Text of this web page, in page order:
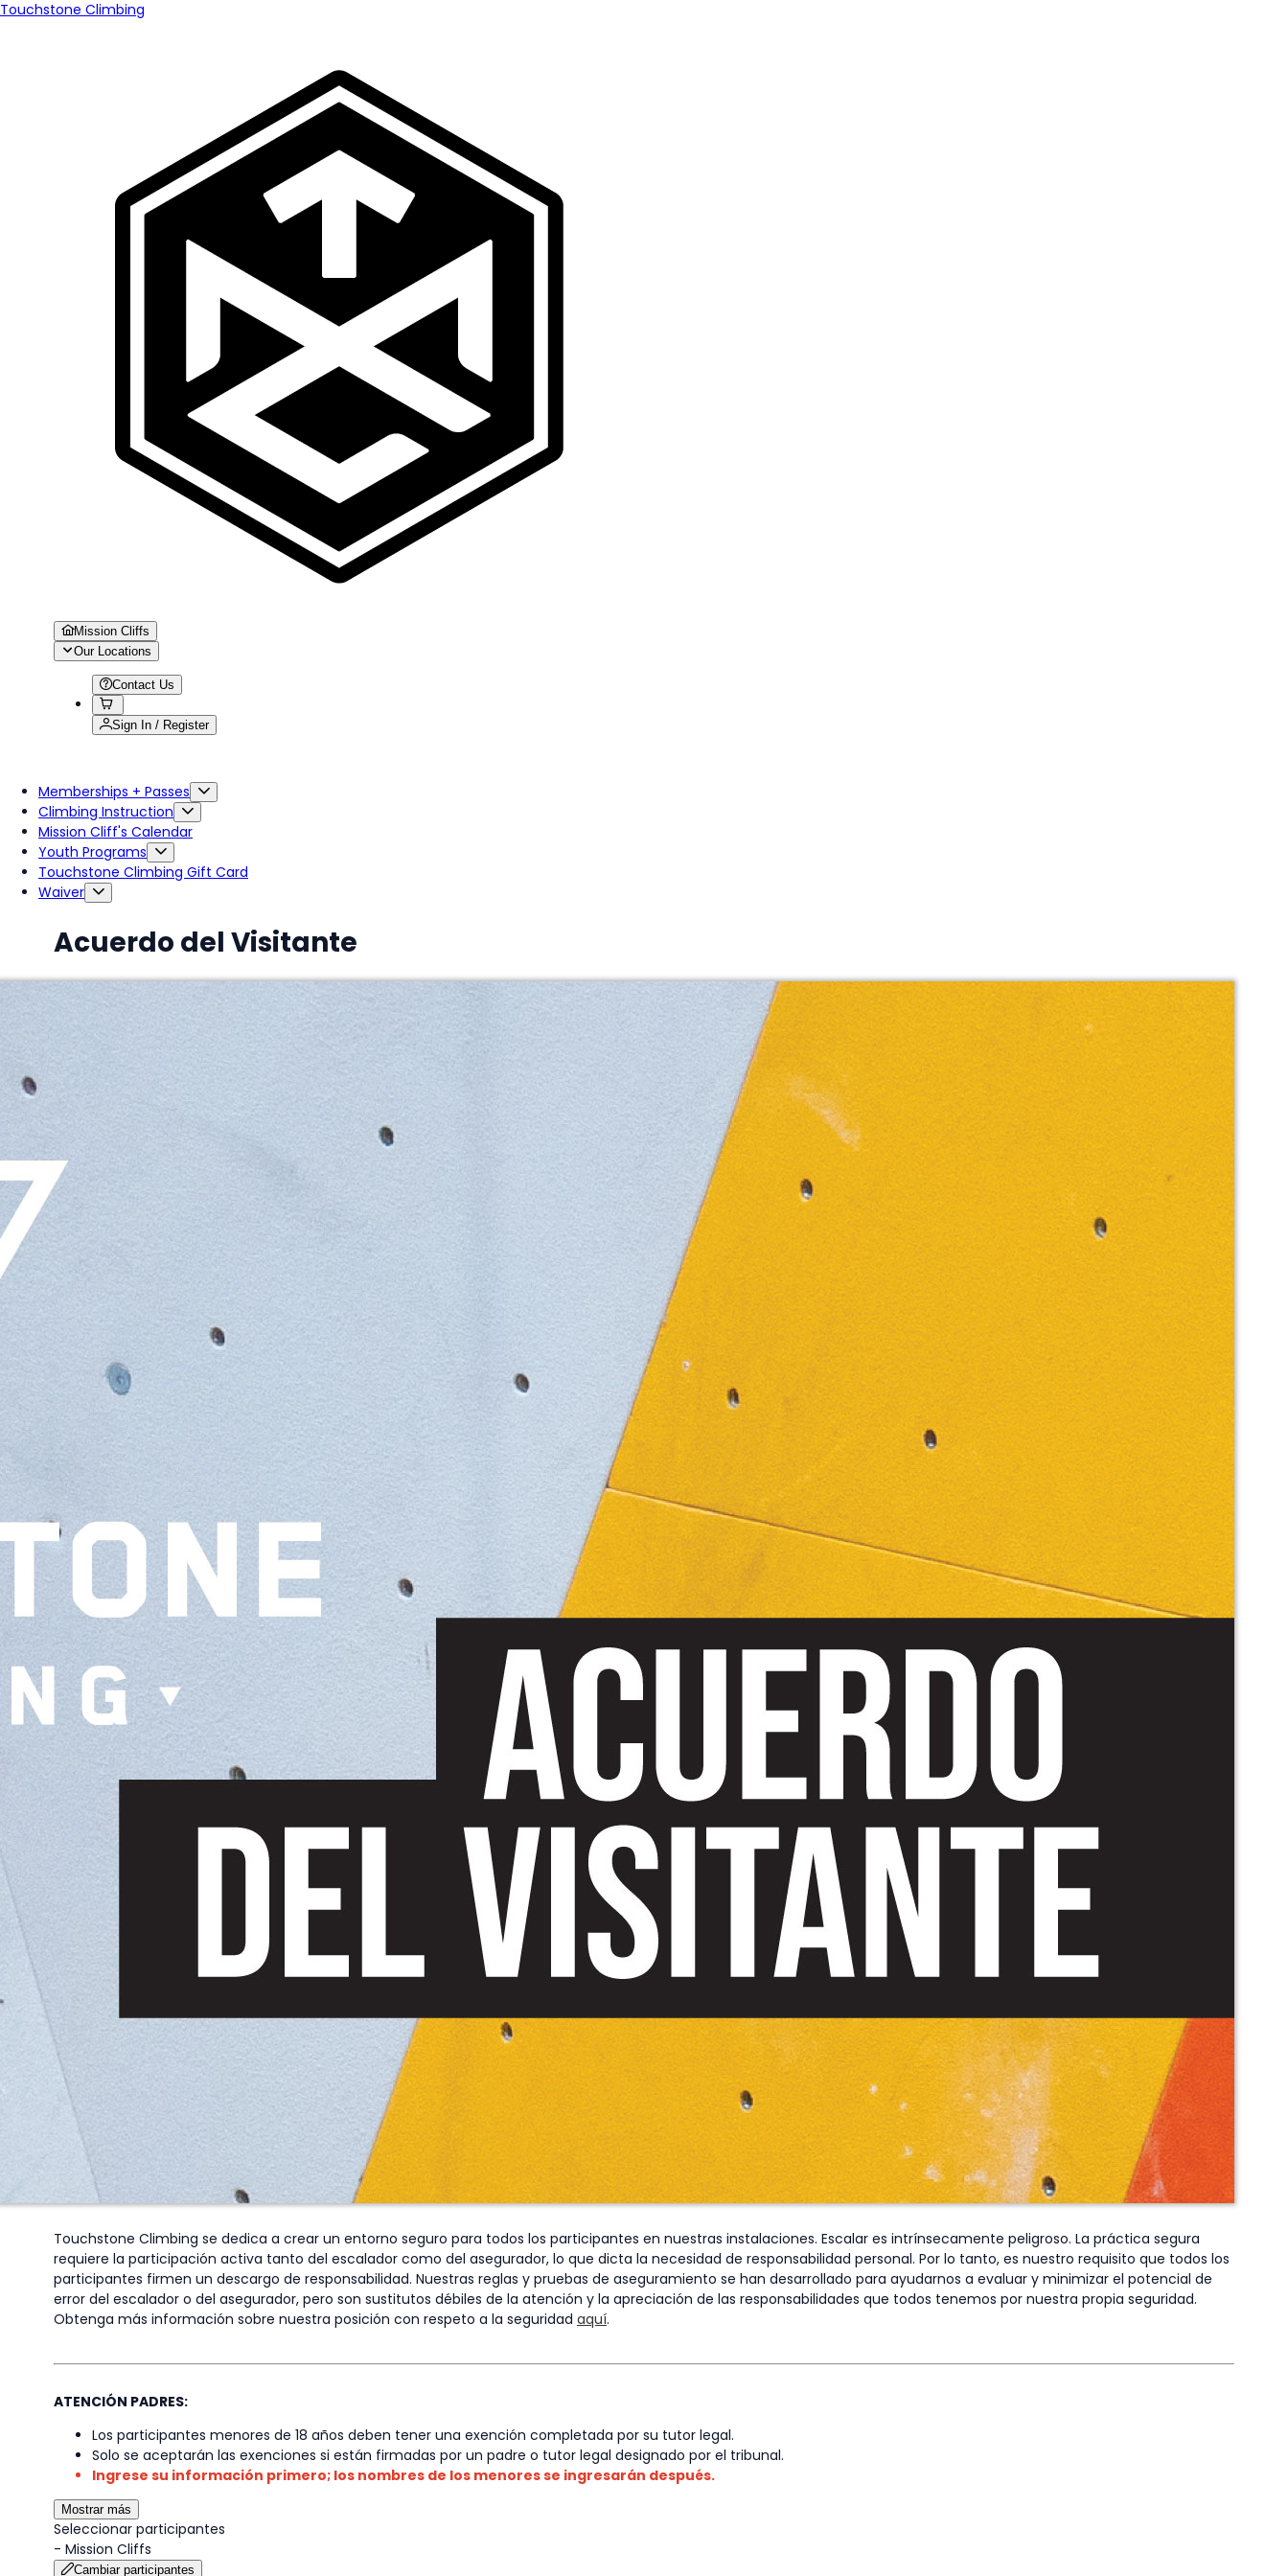
Touchstone Climbing
Mission Cliffs
Our Locations
Contact Us
Sign In / Register
Memberships + Passes
Climbing Instruction
Mission Cliff's Calendar
Youth Programs
Touchstone Climbing Gift Card
Waiver
Acuerdo del Visitante
Touchstone Climbing se dedica a crear un entorno seguro para todos los participantes en nuestras instalaciones. Escalar es intrínsecamente peligroso. La práctica segura
requiere la participación activa tanto del escalador como del asegurador, lo que dicta la necesidad de responsabilidad personal. Por lo tanto, es nuestro requisito que todos los
participantes firmen un descargo de responsabilidad. Nuestras reglas y pruebas de aseguramiento se han desarrollado para ayudarnos a evaluar y minimizar el potencial de
error del escalador o del asegurador, pero son sustitutos débiles de la atención y la apreciación de las responsabilidades que todos tenemos por nuestra propia seguridad.
Obtenga más información sobre nuestra posición con respeto a la seguridad aquí.
ATENCIÓN PADRES:
Los participantes menores de 18 años deben tener una exención completada por su tutor legal.
Solo se aceptarán las exenciones si están firmadas por un padre o tutor legal designado por el tribunal.
Ingrese su información primero; los nombres de los menores se ingresarán después.
Mostrar más
Seleccionar participantes
- Mission Cliffs
Cambiar participantes